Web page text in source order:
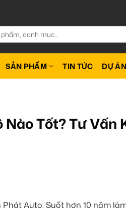
SẢN PHẨM TIN TỨC DỰ
Nào Tốt? Tư
Auto. Suốt hơn 10 năm